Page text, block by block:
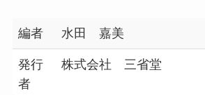
編者 水田 嘉美
発行
者
株式会社 三省堂